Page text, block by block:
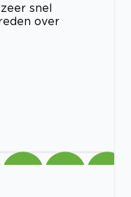
snel
over